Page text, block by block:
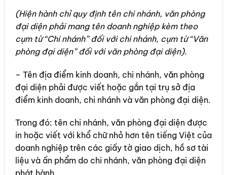
(Hiện hành chỉ quy định tên chi nhánh, văn phòng
đại diện phải mang tên doanh nghiệp kèm theo
cụm từ “Chi nhánh” đối với chi nhánh, cụm từ “Văn
phòng đại diện” đối với văn phòng đại diện).
– Tên địa điểm kinh doanh, chi nhánh, văn phòng
đại diện phải được viết hoặc gắn tại trụ sở địa
điểm kinh doanh, chi nhánh và văn phòng đại diện.
Trong đó: tên chi nhánh, văn phòng đại diện được
in hoặc viết với khổ chữ nhỏ hơn tên tiếng Việt của
doanh nghiệp trên các giấy tờ giao dịch, hồ sơ tài
liệu và ấn phẩm do chi nhánh, văn phòng đại diện